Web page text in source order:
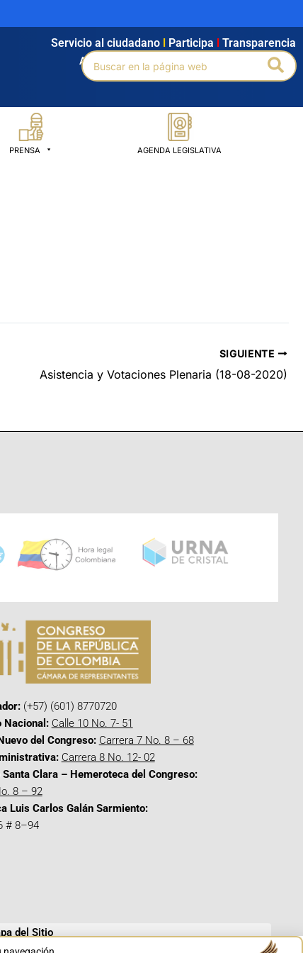
Agendamiento Intranet Búsqueda avanzada
Servicio al ciudadano Participa Transparencia
Buscar
por:
PRENSA AGENDA LEGISLATIVA
SIGUIENTE
Asistencia y Votaciones Plenaria (18-08-2020)
(+57) (601) 8770720
Nacional: Calle 10 No. 7- 51
del Congreso: Carrera 7 No. 8 – 68
Carrera 8 No. 12- 02
Clara – Hemeroteca del Congreso:
8 – 92
Luis Carlos Galán Sarmiento:
# 8–94
del Sitio